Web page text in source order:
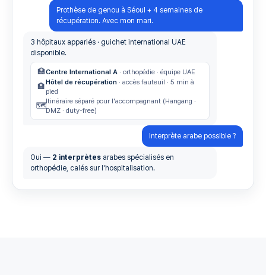
Prothèse de genou à Séoul + 4 semaines de
récupération. Avec mon mari.
3 hôpitaux appariés · guichet international UAE
disponible.
🏥Centre International A · orthopédie · équipe UAE
🏨Hôtel de récupération · accès fauteuil · 5 min à
pied
🗺️Itinéraire séparé pour l'accompagnant (Hangang ·
DMZ · duty-free)
Interprète arabe possible ?
Oui — 2 interprètes arabes spécialisés en
orthopédie, calés sur l'hospitalisation.